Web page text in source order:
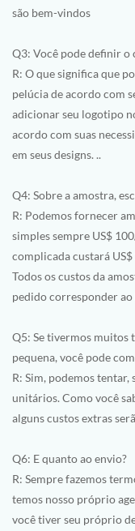
são bem-vindos
Q3: Você pode definir o
R: O que significa que
pelúcia de acordo com
adicionar seu logotipo
acordo com suas
em seus designs. ..
Q4: Sobre a amostra,
R: Podemos fornecer
simples sempre US$
complicada custará
Todos os custos da
pedido corresponder ao
Q5: Se tivermos muitos
pequena, você pode
R: Sim, podemos tentar,
unitários. Como você
alguns custos extras
Q6: E quanto ao envio?
R: Sempre fazemos
temos nosso próprio
você tiver seu próprio